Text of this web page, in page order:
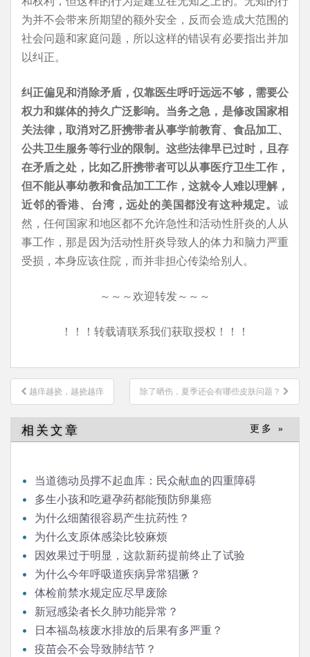
为并不会带来所期望的额外安全，反而会造成大范围的
社会问题和家庭问题，所以这样的错误有必要指出并加
以纠正。
纠正偏见和消除矛盾，仅靠医生呼吁远远不够，需要公
权力和媒体的持久广泛影响。当务之急，是修改国家相
关法律，取消对乙肝携带者从事学前教育、食品加工、
公共卫生服务等行业的限制。这些法律早已过时，且存
在矛盾之处，比如乙肝携带者可以从事医疗卫生工作，
但不能从事幼教和食品加工工作，这就令人难以理解，
近邻的香港、台湾，远处的美国都没有这种规定。 诚
然，任何国家和地区都不允许急性和活动性肝炎的人从
事工作，那是因为活动性肝炎导致人的体力和脑力严重
受损，本身应该住院，而并非担心传染给别人。
～～～欢迎转发～～～
！！！转载请联系我们获取授权！！！
文
章
导
航
越痒越挠，越挠越痒 除了晒伤，夏季还会有哪些皮肤问题？
相关文章 更多 »
当道德动员撑不起血库：民众献血的四重障碍
多生小孩和吃避孕药都能预防卵巢癌
为什么细菌很容易产生抗药性？
为什么支原体感染比较麻烦
因效果过于明显，这款新药提前终止了试验
为什么今年呼吸道疾病异常猖獗？
体检前禁水规定应尽早废除
新冠感染者长久肺功能异常？
日本福岛核废水排放的后果有多严重？
疫苗会不会导致肺结节？